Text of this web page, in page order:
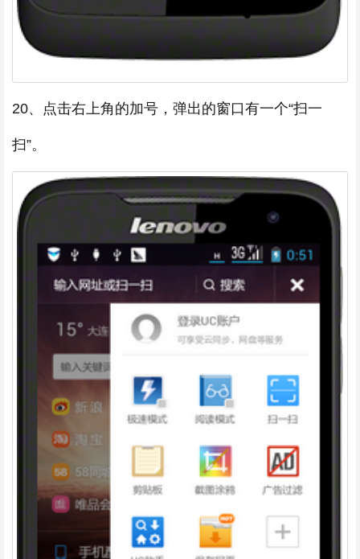
20、点击右上角的加号，弹出的窗口有一个“扫一
扫”。